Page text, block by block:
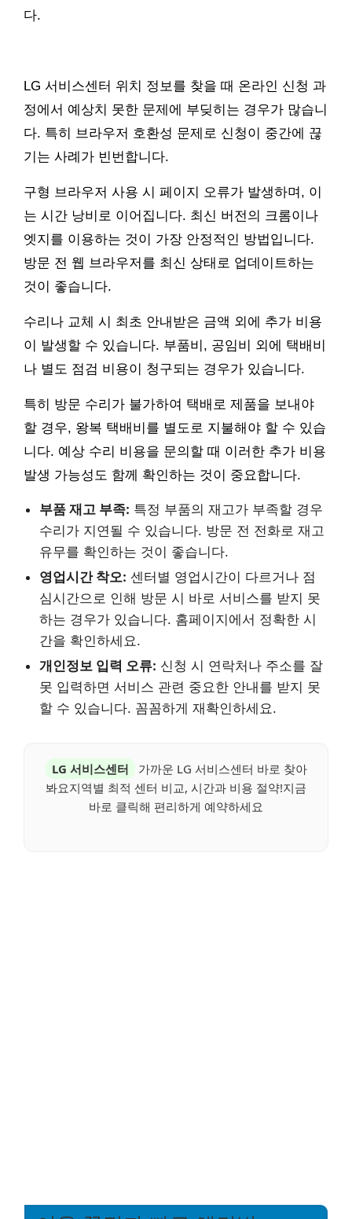
다.
LG 서비스센터 위치 정보를 찾을 때 온라인 신청 과
정에서 예상치 못한 문제에 부딪히는 경우가 많습니
다. 특히 브라우저 호환성 문제로 신청이 중간에 끊
기는 사례가 빈번합니다.
구형 브라우저 사용 시 페이지 오류가 발생하며, 이
는 시간 낭비로 이어집니다. 최신 버전의 크롬이나
엣지를 이용하는 것이 가장 안정적인 방법입니다.
방문 전 웹 브라우저를 최신 상태로 업데이트하는
것이 좋습니다.
수리나 교체 시 최초 안내받은 금액 외에 추가 비용
이 발생할 수 있습니다. 부품비, 공임비 외에 택배비
나 별도 점검 비용이 청구되는 경우가 있습니다.
특히 방문 수리가 불가하여 택배로 제품을 보내야
할 경우, 왕복 택배비를 별도로 지불해야 할 수 있습
니다. 예상 수리 비용을 문의할 때 이러한 추가 비용
발생 가능성도 함께 확인하는 것이 중요합니다.
부품 재고 부족: 특정 부품의 재고가 부족할 경우
수리가 지연될 수 있습니다. 방문 전 전화로 재고
유무를 확인하는 것이 좋습니다.
영업시간 착오: 센터별 영업시간이 다르거나 점
심시간으로 인해 방문 시 바로 서비스를 받지 못
하는 경우가 있습니다. 홈페이지에서 정확한 시
간을 확인하세요.
개인정보 입력 오류: 신청 시 연락처나 주소를 잘
못 입력하면 서비스 관련 중요한 안내를 받지 못
할 수 있습니다. 꼼꼼하게 재확인하세요.
LG 서비스센터
가까운 LG 서비스센터 바로 찾아
봐요지역별 최적 센터 비교, 시간과 비용 절약!지금
바로 클릭해 편리하게 예약하세요